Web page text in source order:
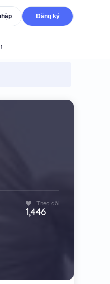
Đăng ký
Theo dõi
1,446